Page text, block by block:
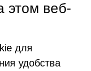
этом веб-
для
удобства